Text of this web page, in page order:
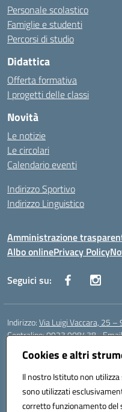
Cookies e altri
Il nostro Istituto non
sono utilizzati
corretto funzionamento del
Personale scolastico
Famiglie e studenti
Percorsi di studio
Didattica
Offerta formativa
I progetti delle classi
Novità
Le notizie
Le circolari
Calendario eventi
Indirizzo Sportivo
Indirizzo Linguistico
Amministrazione
Albo onlinePrivacy Policy
Seguici su:
Indirizzo:Via Luigi Vaccara, 25 –
Centralino:0923 908438
Codice meccanografico:
Codice Indice delle Pubbliche
Codice unico di fatturazione